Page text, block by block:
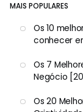
MAIS POPULARES
Os 10
conhecer
Os 7
Negócio
Os 20